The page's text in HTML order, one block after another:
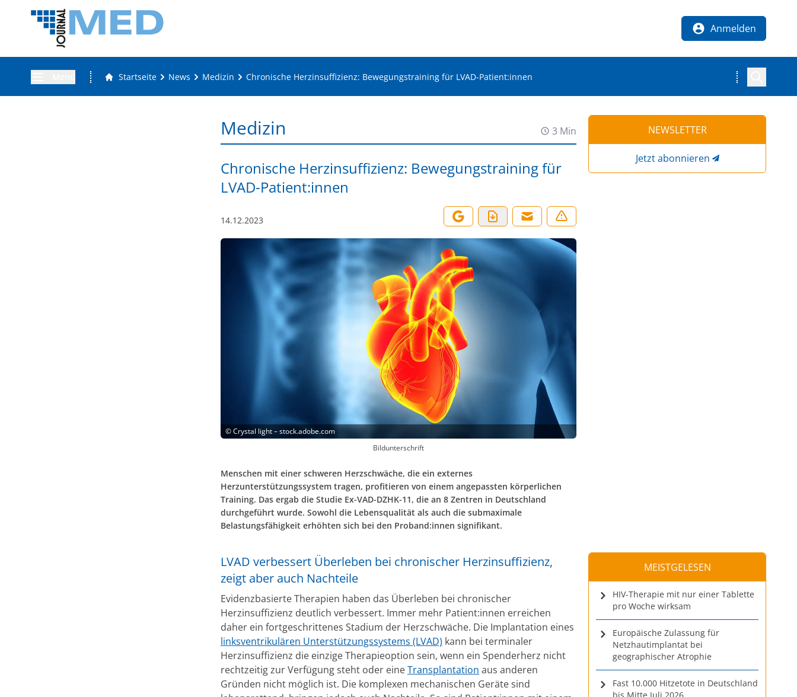
Anmelden
Startseite News Medizin Chronische Herzinsuffizienz: Bewegungstraining für LVAD-Patient:innen
Medizin 3 Min
Chronische Herzinsuffizienz: Bewegungstraining für
LVAD-Patient:innen
14.12.2023
©Crystal light – stock.adobe.com
Bildunterschrift
Menschen mit einer schweren Herzschwäche, die ein externes
Herzunterstützungssystem tragen, profitieren von einem angepassten körperlichen
Training. Das ergab die Studie Ex-VAD-DZHK-11, die an 8 Zentren in Deutschland
durchgeführt wurde. Sowohl die Lebensqualität als auch die submaximale
Belastungsfähigkeit erhöhten sich bei den Proband:innen signifikant.
LVAD verbessert Überleben bei chronischer Herzinsuffizienz,
zeigt aber auch Nachteile
Evidenzbasierte Therapien haben das Überleben bei chronischer
Herzinsuffizienz deutlich verbessert. Immer mehr Patient:innen erreichen
daher ein fortgeschrittenes Stadium der Herzschwäche. Die Implantation eines
linksventrikulären Unterstützungssystems (LVAD) kann bei terminaler
Herzinsuffizienz die einzige Therapieoption sein, wenn ein Spenderherz nicht
rechtzeitig zur Verfügung steht oder eineTransplantation aus anderen
Gründen nicht möglich ist. Die komplexen mechanischen Geräte sind
NEWSLETTER
Jetzt abonnieren
MEISTGELESEN
HIV-Therapie mit nur einer Tablette
pro Woche wirksam
Europäische Zulassung für
Netzhautimplantat bei
geographischer Atrophie
Fast 10.000 Hitzetote in Deutschland